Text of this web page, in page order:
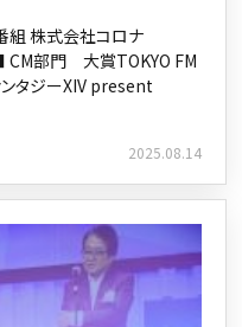
株式会社コロナ
CM部門 大賞TOKYO FM
ンタジーXIV present
2025.08.14